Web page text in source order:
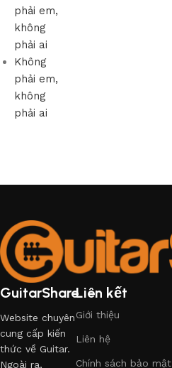
phải em,
không
phải ai
Không
phải em,
không
phải ai
GuitarShare
Website chuyên
cung cấp kiến
thức về Guitar.
Ngoài ra,
Liên kết
Giới thiệu
Liên hệ
Chính sách bảo mật